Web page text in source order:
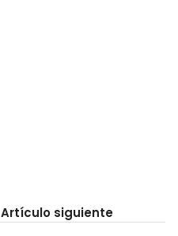
Artículo siguiente